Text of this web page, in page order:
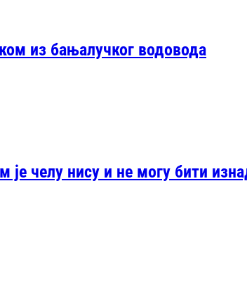
из бањалучког водовода
је челу нису и не могу бити